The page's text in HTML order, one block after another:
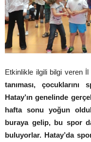
Etkinlikle ilgili bilgi veren İl
tanıması, çocuklarını
Hatay’ın genelinde
hafta sonu yoğun
buraya gelip, bu spor
buluyorlar. Hatay’da